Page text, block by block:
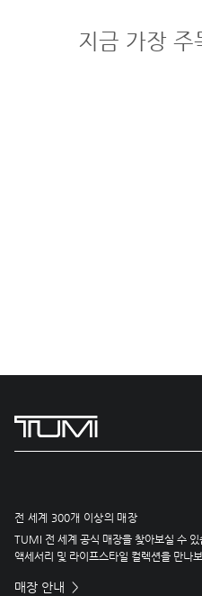
지금 가장 주
전 세계 300개 이상의 매장
TUMI 전 세계 공식 매장을 찾아보실 수
액세서리 및 라이프스타일 컬렉션을 만나
매장 안내